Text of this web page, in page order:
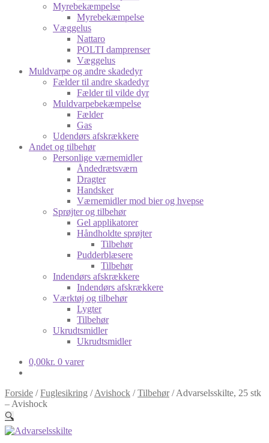
Myrebekæmpelse
Myrebekæmpelse
Væggelus
Nattaro
POLTI damprenser
Væggelus
Muldvarpe og andre skadedyr
Fælder til andre skadedyr
Fælder til vilde dyr
Muldvarpebekæmpelse
Fælder
Gas
Udendørs afskrækkere
Andet og tilbehør
Personlige værnemidler
Åndedrætsværn
Dragter
Handsker
Værnemidler mod bier og hvepse
Sprøjter og tilbehør
Gel applikatorer
Håndholdte sprøjter
Tilbehør
Pudderblæsere
Tilbehør
Indendørs afskrækkere
Indendørs afskrækkere
Værktøj og tilbehør
Lygter
Tilbehør
Ukrudtsmidler
Ukrudtsmidler
0,00kr. 0 varer
Forside /Fuglesikring /Avishock /Tilbehør/Advarselsskilte, 25 stk
– Avishock
🔍